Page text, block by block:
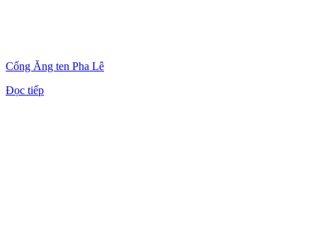
Cổng Ăng ten Pha Lê
Đọc tiếp